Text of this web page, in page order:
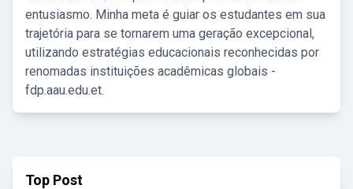
entusiasmo. Minha meta é guiar os estudantes em sua
trajetória para se tornarem uma geração excepcional,
utilizando estratégias educacionais reconhecidas por
renomadas instituições acadêmicas globais -
fdp.aau.edu.et.
Top Post